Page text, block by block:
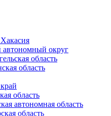
автономный округ
область
область
область
автономная область
область